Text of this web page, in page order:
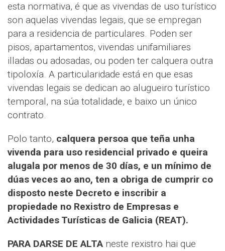
esta normativa, é que as vivendas de uso turístico
son aquelas vivendas legais, que se empregan
para a residencia de particulares. Poden ser
pisos, apartamentos, vivendas unifamiliares
illadas ou adosadas, ou poden ter calquera outra
tipoloxía. A particularidade está en que esas
vivendas legais se dedican ao alugueiro turístico
temporal, na súa totalidade, e baixo un único
contrato.
Polo tanto, calquera persoa que teña unha
vivenda para uso residencial privado e queira
alugala por menos de 30 días, e un mínimo de
dúas veces ao ano, ten a obriga de cumprir co
disposto neste Decreto e inscribir a
propiedade no Rexistro de Empresas e
Actividades Turísticas de Galicia (REAT).
PARA DARSE DE ALTA neste rexistro hai que